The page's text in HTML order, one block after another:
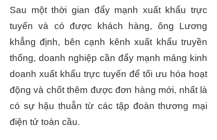
Sau một thời gian đẩy mạnh xuất khẩu trực
tuyến và có được khách hàng, ông Lương
khẳng định, bên cạnh kênh xuất khẩu truyền
thống, doanh nghiệp cần đẩy mạnh mảng kinh
doanh xuất khẩu trực tuyến để tối ưu hóa hoạt
động và chốt thêm được đơn hàng mới, nhất là
có sự hậu thuẫn từ các tập đoàn thương mại
điện tử toàn cầu.